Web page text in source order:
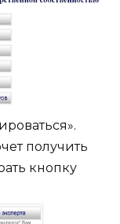
получить
кнопку